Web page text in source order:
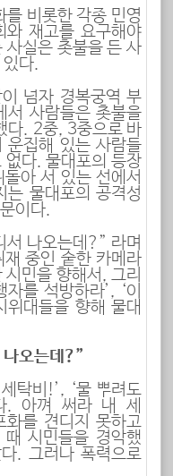
비롯한 각종 민영
재고를 요구해야
사실은 촛불을 든 사
다.
넘자 경복궁역 부
서 사람들은 촛불을
다. 2중, 3중으로 바
운집해 있는 사람들
없다. 물대포의 등장
아 서 있는 선에서
는 물대포의 공격성
이다.
서 나오는데?” 라며
중인 숱한 카메라
민을 향해서, 그리
를 석방하라’, ‘이
위대들을 향해 물대
오는데?”
탁비!’, ‘물 뿌려도
. 아껴 써라 내 세
화를 견디지 못하고
시민들을 경악했
. 그러나 폭력으로